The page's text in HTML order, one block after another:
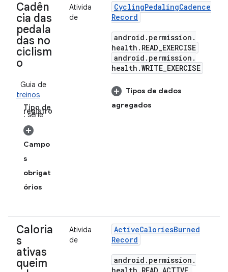
Cadên
cia das
pedala
das no
ciclism
o
Guia de
treinos
Tipo de
registro
: série
Campo
s
obrigat
órios
Ativida
de
CyclingPedalingCadence
Record
android . permission .
health . READ_EXERCISE
android . permission .
health .WRITE_EXERCISE
Tipos de dados
agregados
Caloria
s
ativas
queim
Ativida
de
ActiveCaloriesBurned
Record
android . permission .